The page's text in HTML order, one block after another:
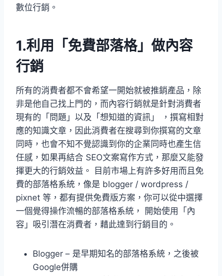
數位行銷。
1.利用「免費部落格」做內容
行銷
所有的消費者都不會希望一開始就被推銷產品，除
非是他自己找上門的，而內容行銷就是針對消費者
現有的「問題」以及「想知道的資訊」 ，撰寫相對
應的知識文章，因此消費者在搜尋到你撰寫的文章
同時，也會不知不覺認識到你的企業同時也產生信
任感，如果再結合 SEO文案寫作方式，那麼又能發
揮更大的行銷效益。 目前市場上有許多好用而且免
費的部落格系統，像是 blogger / wordpress /
pixnet 等，都有提供免費版方案，你可以從中選擇
一個覺得操作流暢的部落格系統， 開始使用「內
容」吸引潛在消費者，藉此達到行銷目的。
Blogger – 是早期知名的部落格系統，之後被
Google併購